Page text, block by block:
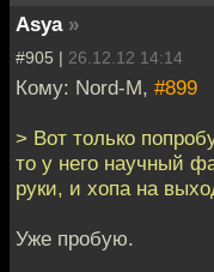
Asya »
#905 | 26.12.12 14:14
Кому: Nord-M, #899
> Вот только
то у него научный
руки, и хопа на
Уже пробую.